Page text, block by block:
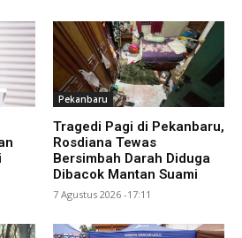
Pekanbaru
Tragedi Pagi di Pekanbaru,
Rosdiana Tewas
Bersimbah Darah Diduga
Dibacok Mantan Suami
7 Agustus 2026 -17:11